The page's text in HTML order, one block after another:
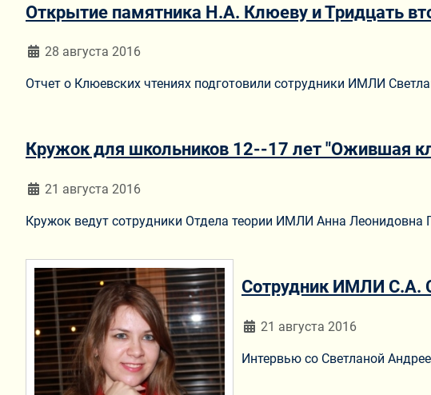
Открытие памятника Н.А. Клюеву и Тридцать
Информация о материале
28 августа 2016
Отчет о Клюевских чтениях подготовили сотрудники ИМЛИ
Кружок для школьников 12--17 лет "Ожившая
Информация о материале
21 августа 2016
Кружок ведут сотрудники Отдела теории ИМЛИ Анна Леонидовна
Сотрудник ИМЛИ С.А.
Информация о материале
21 августа 2016
Интервью со Светланой